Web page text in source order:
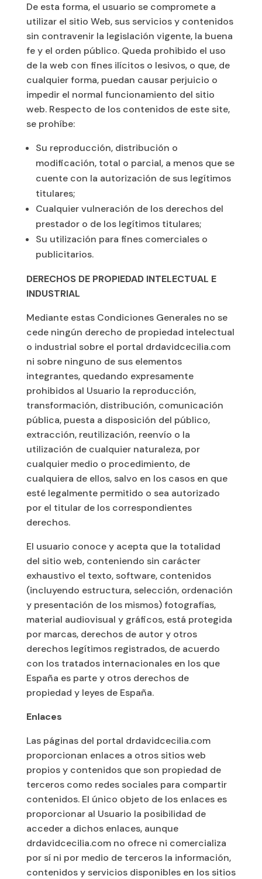
De esta forma, el usuario se compromete a
utilizar el sitio Web, sus servicios y contenidos
sin contravenir la legislación vigente, la buena
fe y el orden público. Queda prohibido el uso
de la web con fines ilícitos o lesivos, o que, de
cualquier forma, puedan causar perjuicio o
impedir el normal funcionamiento del sitio
web. Respecto de los contenidos de este site,
se prohíbe:
Su reproducción, distribución o
modificación, total o parcial, a menos que se
cuente con la autorización de sus legítimos
titulares;
Cualquier vulneración de los derechos del
prestador o de los legítimos titulares;
Su utilización para fines comerciales o
publicitarios.
DERECHOS DE PROPIEDAD INTELECTUAL E
INDUSTRIAL
Mediante estas Condiciones Generales no se
cede ningún derecho de propiedad intelectual
o industrial sobre el portal drdavidcecilia.com
ni sobre ninguno de sus elementos
integrantes, quedando expresamente
prohibidos al Usuario la reproducción,
transformación, distribución, comunicación
pública, puesta a disposición del público,
extracción, reutilización, reenvío o la
utilización de cualquier naturaleza, por
cualquier medio o procedimiento, de
cualquiera de ellos, salvo en los casos en que
esté legalmente permitido o sea autorizado
por el titular de los correspondientes
derechos.
El usuario conoce y acepta que la totalidad
del sitio web, conteniendo sin carácter
exhaustivo el texto, software, contenidos
(incluyendo estructura, selección, ordenación
y presentación de los mismos) fotografías,
material audiovisual y gráficos, está protegida
por marcas, derechos de autor y otros
derechos legítimos registrados, de acuerdo
con los tratados internacionales en los que
España es parte y otros derechos de
propiedad y leyes de España.
Enlaces
Las páginas del portal drdavidcecilia.com
proporcionan enlaces a otros sitios web
propios y contenidos que son propiedad de
terceros como redes sociales para compartir
contenidos. El único objeto de los enlaces es
proporcionar al Usuario la posibilidad de
acceder a dichos enlaces, aunque
drdavidcecilia.com no ofrece ni comercializa
por sí ni por medio de terceros la información,
contenidos y servicios disponibles en los sitios